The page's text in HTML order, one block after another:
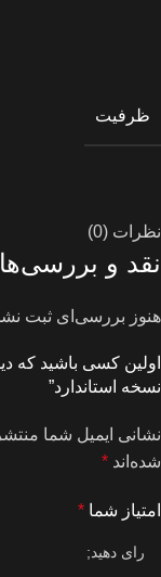
ظرفیت
نظرات (0)
نقد و بررسی‌ها
هنوز بررسی‌ای ثبت
نسخه استاندارد”
نشانی ایمیل شما
شده‌اند *
امتیاز شما *